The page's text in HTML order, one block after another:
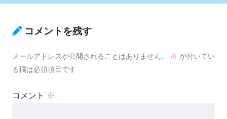
るようです
宵闇解明録
ルNO３７ デビルサマナーや
コメントを残す
メールアドレスが公開されることはありません。 ※ が付いてい
る欄は必須項目です
コメント ※